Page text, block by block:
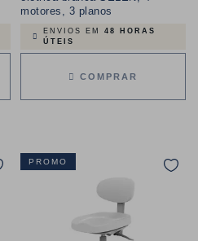
motores, 3 planos
ENVIOS EM 48 HORAS
ÚTEIS
COMPRAR
PROMO